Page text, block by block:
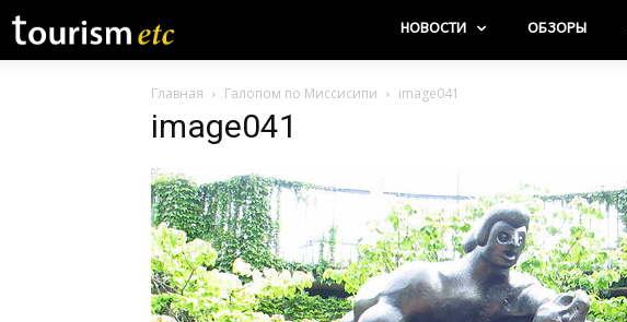
НОВОСТИ ОБЗОРЫ
Главная Галопом по Миссисипи image041
image041